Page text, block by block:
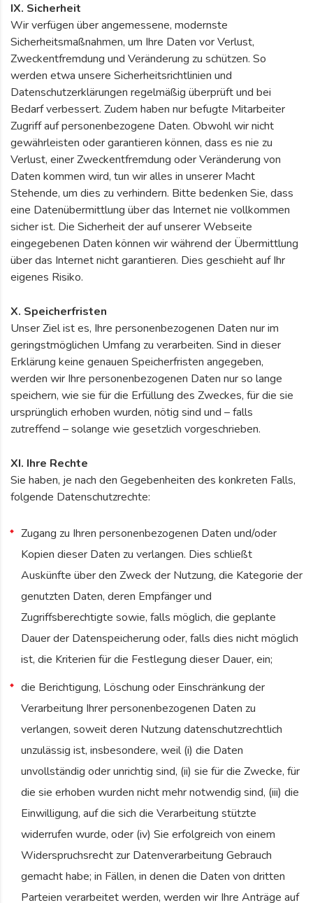
IX. Sicherheit
Wir verfügen über angemessene, modernste
Sicherheitsmaßnahmen, um Ihre Daten vor Verlust,
Zweckentfremdung und Veränderung zu schützen. So
werden etwa unsere Sicherheitsrichtlinien und
Datenschutzerklärungen regelmäßig überprüft und bei
Bedarf verbessert. Zudem haben nur befugte Mitarbeiter
Zugriff auf personenbezogene Daten. Obwohl wir nicht
gewährleisten oder garantieren können, dass es nie zu
Verlust, einer Zweckentfremdung oder Veränderung von
Daten kommen wird, tun wir alles in unserer Macht
Stehende, um dies zu verhindern. Bitte bedenken Sie, dass
eine Datenübermittlung über das Internet nie vollkommen
sicher ist. Die Sicherheit der auf unserer Webseite
eingegebenen Daten können wir während der Übermittlung
über das Internet nicht garantieren. Dies geschieht auf Ihr
eigenes Risiko.
X. Speicherfristen
Unser Ziel ist es, Ihre personenbezogenen Daten nur im
geringstmöglichen Umfang zu verarbeiten. Sind in dieser
Erklärung keine genauen Speicherfristen angegeben,
werden wir Ihre personenbezogenen Daten nur so lange
speichern, wie sie für die Erfüllung des Zweckes, für die sie
ursprünglich erhoben wurden, nötig sind und – falls
zutreffend – solange wie gesetzlich vorgeschrieben.
XI. Ihre Rechte
Sie haben, je nach den Gegebenheiten des konkreten Falls,
folgende Datenschutzrechte:
Zugang zu Ihren personenbezogenen Daten und/oder
Kopien dieser Daten zu verlangen. Dies schließt
Auskünfte über den Zweck der Nutzung, die Kategorie der
genutzten Daten, deren Empfänger und
Zugriffsberechtigte sowie, falls möglich, die geplante
Dauer der Datenspeicherung oder, falls dies nicht möglich
ist, die Kriterien für die Festlegung dieser Dauer, ein;
die Berichtigung, Löschung oder Einschränkung der
Verarbeitung Ihrer personenbezogenen Daten zu
verlangen, soweit deren Nutzung datenschutzrechtlich
unzulässig ist, insbesondere, weil (i) die Daten
unvollständig oder unrichtig sind, (ii) sie für die Zwecke, für
die sie erhoben wurden nicht mehr notwendig sind, (iii) die
Einwilligung, auf die sich die Verarbeitung stützte
widerrufen wurde, oder (iv) Sie erfolgreich von einem
Widerspruchsrecht zur Datenverarbeitung Gebrauch
gemacht habe; in Fällen, in denen die Daten von dritten
Parteien verarbeitet werden, werden wir Ihre Anträge auf